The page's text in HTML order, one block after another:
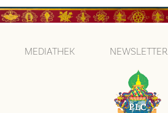
MEDIATHEK NEWSLETTER